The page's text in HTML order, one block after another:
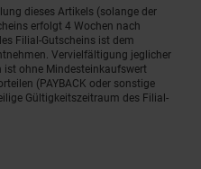
dieses Artikels (solange der
erfolgt 4 Wochen nach
Filial-Gutscheins ist dem
Vervielfältigung jeglicher
ist ohne Mindesteinkaufswert
(PAYBACK oder sonstige
Gültigkeitszeitraum des Filial-